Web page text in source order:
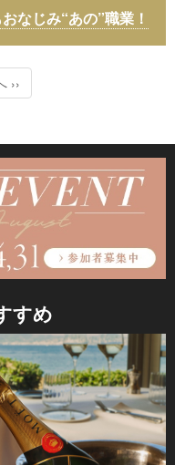
なじみ“あの”職業！
››
すめ